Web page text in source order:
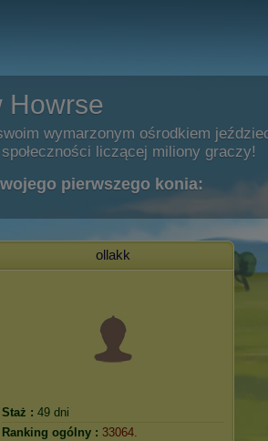
Howrse
wymarzonym ośrodkiem
społeczności liczącej miliony graczy!
pierwszego konia:
ollakk
Staż : 49 dni
Ranking ogólny : 33064.